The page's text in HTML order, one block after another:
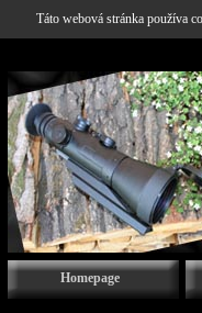
Táto webová stránka používa
Homepage